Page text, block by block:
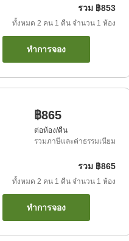
รวม ฿853
ทั้งหมด 2 คน 1 คืน จำนวน 1 ห้อง
ทำการจอง
฿865
ต่อห้อง/คืน
รวมภาษีและค่าธรรมเนียม
รวม ฿865
ทั้งหมด 2 คน 1 คืน จำนวน 1 ห้อง
ทำการจอง